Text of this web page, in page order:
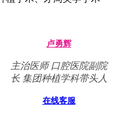
卢勇辉
主治医师 口腔医院副院
长 集团种植学科带头人
在线客服